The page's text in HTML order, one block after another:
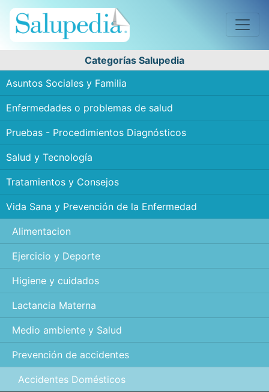
Categorías Salupedia
Asuntos Sociales y Familia
Enfermedades o problemas de salud
Pruebas - Procedimientos Diagnósticos
Salud y Tecnología
Tratamientos y Consejos
Vida Sana y Prevención de la Enfermedad
Alimentacion
Ejercicio y Deporte
Higiene y cuidados
Lactancia Materna
Medio ambiente y Salud
Prevención de accidentes
Accidentes Domésticos